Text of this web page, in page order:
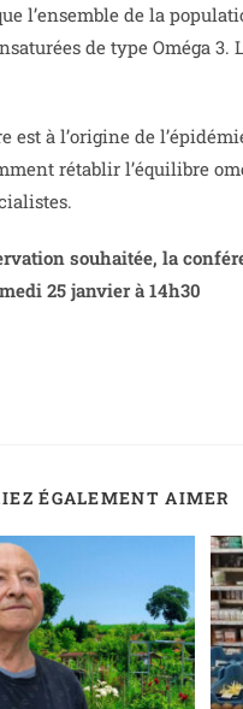
l’ensemble de la
de type Oméga 3.
est à l’origine de
rétablir l’équilibre
souhaitée, la
25 janvier à 14h30
ÉGALEMENT AIMER